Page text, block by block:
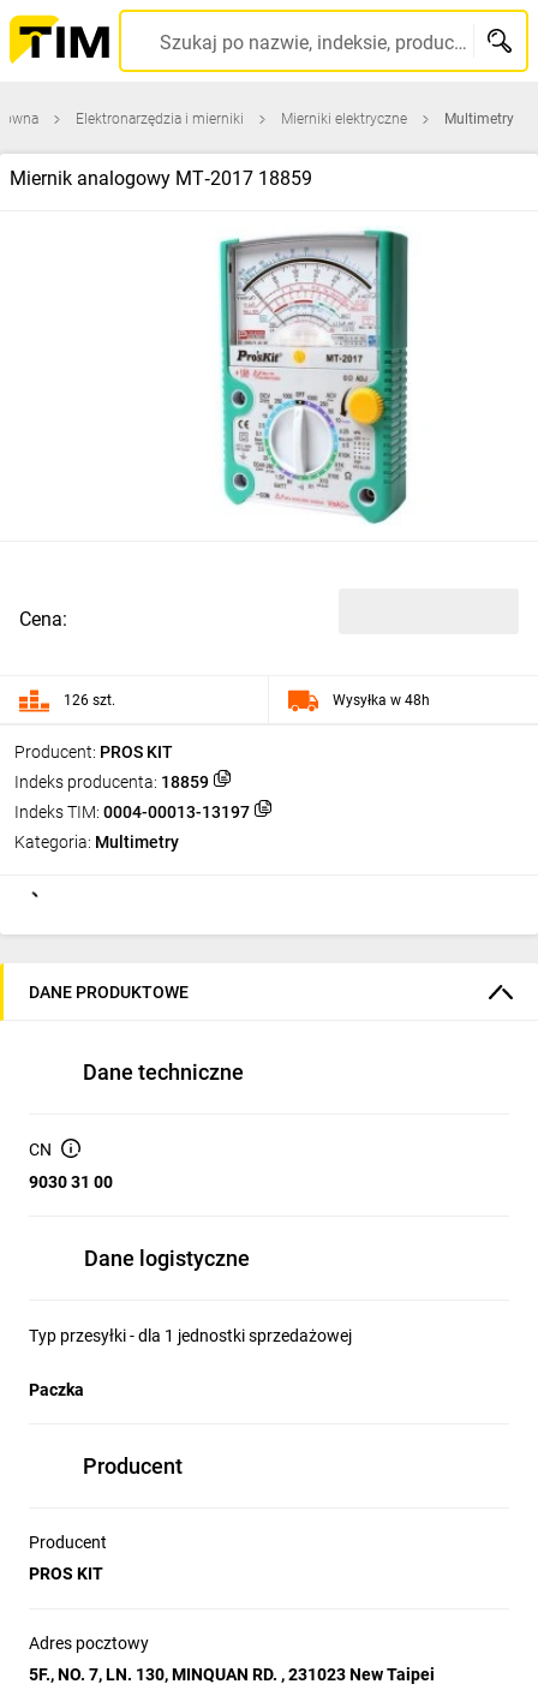
Szukaj po nazwie, indeksie, producencie, kodzie kreskowym...
Elektronarzędzia i mierniki Mierniki elektryczne Multimetry
Miernik analogowy MT‑2017 18859
Producent: PROS KIT
Indeks producenta: 18859
Indeks TIM: 0004-00013-13197
Kategoria: Multimetry
Cena:
126 szt. Wysyłka w 48h
DANE PRODUKTOWE
Dane techniczne
CN
9030 31 00
Dane logistyczne
Typ przesyłki - dla 1 jednostki sprzedażowej
Paczka
Producent
Producent
PROS KIT
Adres pocztowy
5F., NO. 7, LN. 130, MINQUAN RD. , 231023 New Taipei